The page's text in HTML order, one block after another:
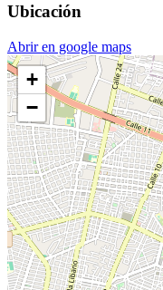
Ubicación
Abrir en google maps
+
−